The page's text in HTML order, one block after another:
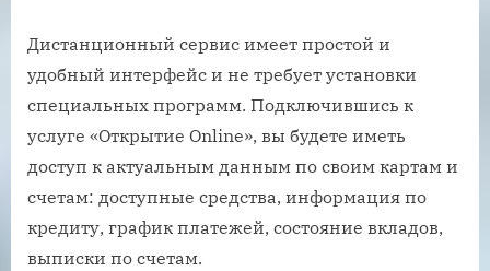
Дистанционный сервис имеет простой и
удобный интерфейс и не требует установки
специальных программ. Подключившись к
услуге «Открытие Online», вы будете иметь
доступ к актуальным данным по своим картам и
счетам: доступные средства, информация по
кредиту, график платежей, состояние вкладов,
выписки по счетам.